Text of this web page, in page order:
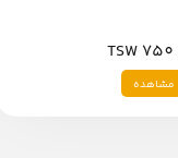
مشاهده